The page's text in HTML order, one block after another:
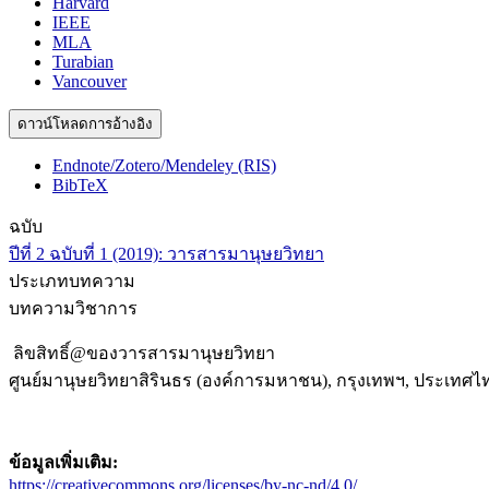
IEEE
MLA
Turabian
Vancouver
ดาวน์โหลดการอ้างอิง
Endnote/Zotero/Mendeley (RIS)
BibTeX
ฉบับ
ปีที่ 2 ฉบับที่ 1 (2019): วารสารมานุษยวิทยา
ประเภทบทความ
บทความวิชาการ
ลิขสิทธิ์@ของวารสารมานุษยวิทยา
ศูนย์มานุษยวิทยาสิรินธร (องค์การมหาชน), กรุงเทพฯ, ประเทศไ
ข้อมูลเพิ่มเติม: